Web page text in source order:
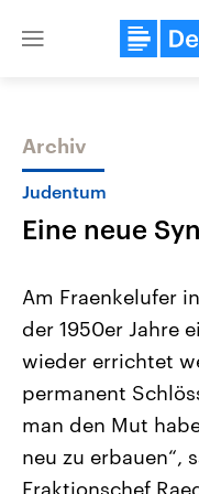
Close
Themen
Landtagswahl
2026
Alle Informationen
Sachsen-Anhalt wählt
September 2026 einen
Landtag. Seit 2021 wird
Bundesland von einer
Archiv
Judentum
Eine neue
Am Fraenkelufer
der 1950er Jahre
wieder errichtet
permanent
man den Mut
neu zu erbauen“,
Fraktionschef